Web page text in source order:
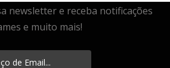
newsletter e receba notificações
e muito mais!